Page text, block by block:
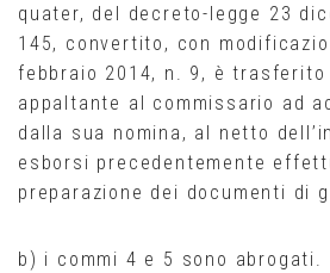
quater, del decreto-legge 23
145, convertito, con
febbraio 2014, n. 9, è
appaltante al commissario ad
dalla sua nomina, al netto
esborsi precedentemente
preparazione dei documenti di
b) i commi 4 e 5 sono abrogati.